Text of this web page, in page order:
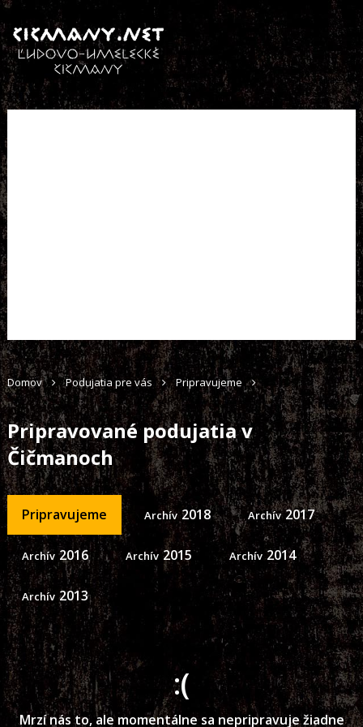
Domov Podujatia pre vás Pripravujeme
Pripravované podujatia v
Čičmanoch
Pripravujeme 2018 2017
2016 2015 2014
2013
:(
Mrzí nás to, ale momentálne sa nepripravuje žiadne